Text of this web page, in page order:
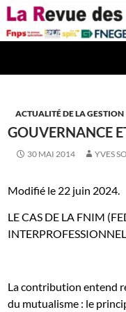
Aller
au
contenu
ACTUALITÉ DE LA GESTION
GOUVERNANCE
30 MAI 2014 YVES
Modifié le 22 juin 2024.
LE CAS DE LA FNIM
La contribution entend
du mutualisme : le